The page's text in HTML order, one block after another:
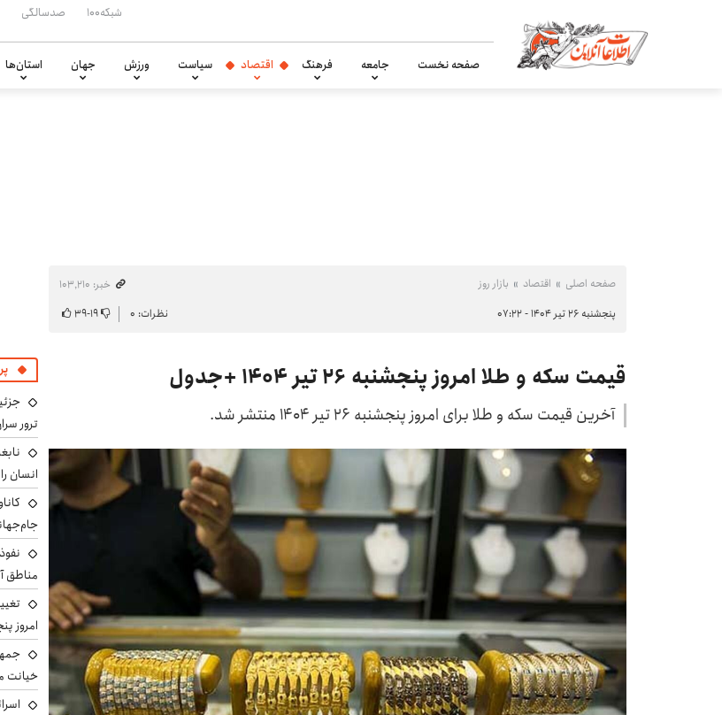
شبکه۱۰۰ صدسالگی
صفحه نخست جامعه فرهنگ اقتصاد سیاست ورزش جهان استان‌ها
صفحه اصلی اقتصاد بازار روز
خبر: ۱۰۳٬۲۱۰
پنجشنبه ۲۶ تیر ۱۴۰۴ - ۰۷:۲۲
نظرات: ۰ ۱۹-۳۹
قیمت سکه و طلا امروز پنجشنبه ۲۶ تیر ۱۴۰۴ +جدول
آخرین قیمت سکه و طلا برای امروز پنجشنبه ۲۶ تیر ۱۴۰۴ منتشر شد.
ترور
انسان
مناطق
امروز پنجشنبه ۱۵
خیانت